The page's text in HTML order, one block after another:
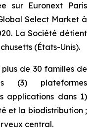
sur Euronext Paris
Select Market à
La Société détient
(États-Unis).
de 30 familles de
(3) plateformes
applications dans 1)
et la biodistribution ;
central.